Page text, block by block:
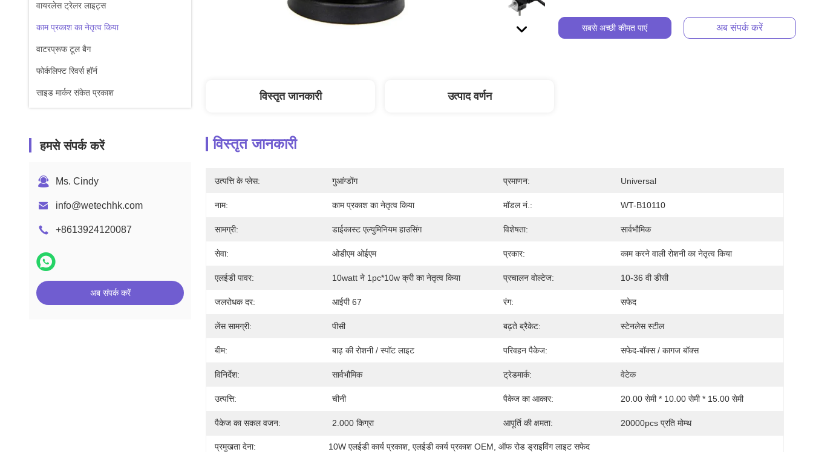
वायरलेस ट्रेलर लाइट्स
काम प्रकाश का नेतृत्व किया
वाटरप्रूफ टूल बैग
फोर्कलिफ्ट रिवर्स हॉर्न
साइड मार्कर संकेत प्रकाश
हमसे संपर्क करें
Ms. Cindy
info@wetechhk.com
+8613924120087
अब संपर्क करें
सबसे अच्छी कीमत पाएं अब संपर्क करें
विस्तृत जानकारी उत्पाद वर्णन
विस्तृत जानकारी
उत्पत्ति के प्लेस: गुआंग्डोंग प्रमाणन: Universal
नाम: काम प्रकाश का नेतृत्व किया मॉडल नं.: WT-B10110
सामग्री: डाईकास्ट एल्युमिनियम हाउसिंग विशेषता: सार्वभौमिक
सेवा: ओडीएम ओईएम प्रकार: काम करने वाली रोशनी का नेतृत्व किया
एलईडी पावर: 10watt ने 1pc*10w क्री का नेतृत्व किया प्रचालन वोल्टेज: 10-36 वी डीसी
जलरोधक दर: आईपी 67 रंग: सफेद
लेंस सामग्री: पीसी बढ़ते ब्रैकेट: स्टेनलेस स्टील
बीम: बाढ़ की रोशनी / स्पॉट लाइट परिवहन पैकेज: सफेद-बॉक्स / कागज बॉक्स
विनिर्देश: सार्वभौमिक ट्रेडमार्क: वेटेक
उत्पत्ति: चीनी पैकेज का आकार: 20.00 सेमी * 10.00 सेमी * 15.00 सेमी
पैकेज का सकल वजन: 2.000 किग्रा आपूर्ति की क्षमता: 20000pcs प्रति मोम्थ
प्रमुखता देना: 10W एलईडी कार्य प्रकाश , एलईडी कार्य प्रकाश OEM , ऑफ रोड ड्राइविंग लाइट सफेद